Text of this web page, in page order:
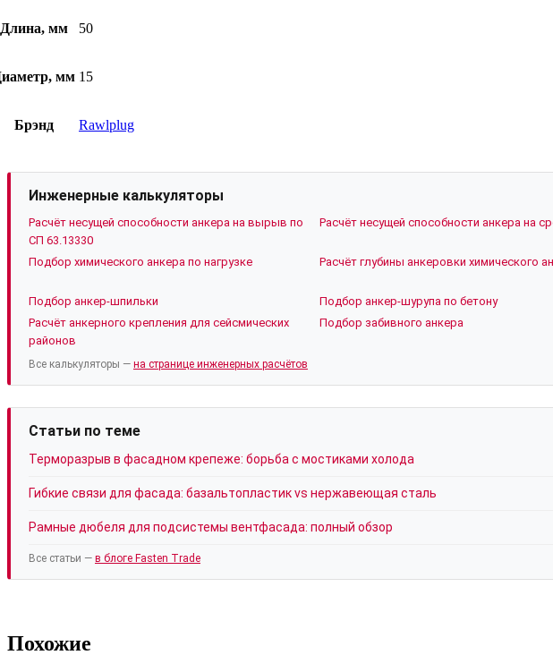
Длина, мм 50
мм 15
Брэнд Rawlplug
Инженерные калькуляторы
Расчёт несущей способности анкера на вырыв по
СП 63.13330
Расчёт несущей способности анкера на
Подбор химического анкера по нагрузке Расчёт глубины анкеровки химического
Подбор анкер-шпильки
Подбор анкер-шурупа по бетону
Расчёт анкерного крепления для сейсмических
районов
Подбор забивного анкера
Все калькуляторы — на странице инженерных расчётов
Статьи по теме
Терморазрыв в фасадном крепеже: борьба с мостиками холода
Гибкие связи для фасада: базальтопластик vs нержавеющая сталь
Рамные дюбеля для подсистемы вентфасада: полный обзор
Все статьи — в блоге Fasten Trade
Похожие